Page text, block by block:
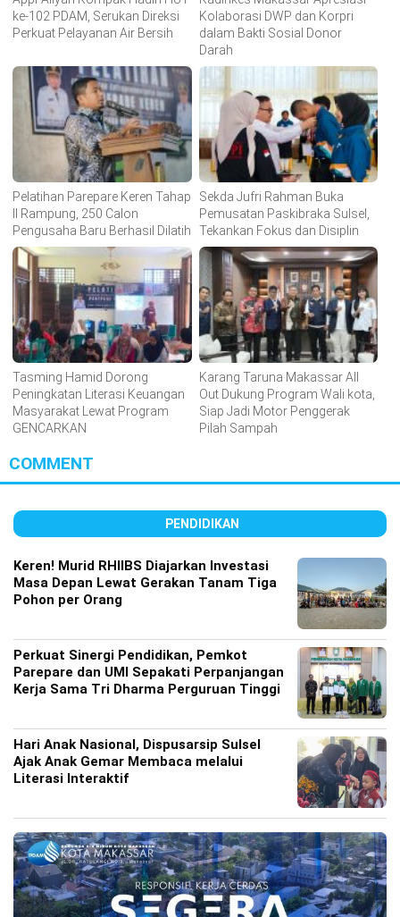
ke-102 PDAM, Serukan Direksi
Perkuat Pelayanan Air Bersih
Kolaborasi DWP dan Korpri
dalam Bakti Sosial Donor
Darah
Pelatihan Parepare Keren Tahap
II Rampung, 250 Calon
Pengusaha Baru Berhasil Dilatih
Sekda Jufri Rahman Buka
Pemusatan Paskibraka Sulsel,
Tekankan Fokus dan Disiplin
Tasming Hamid Dorong
Peningkatan Literasi Keuangan
Masyarakat Lewat Program
GENCARKAN
Karang Taruna Makassar All
Out Dukung Program Wali kota,
Siap Jadi Motor Penggerak
Pilah Sampah
COMMENT
PENDIDIKAN
Keren! Murid RHIIBS Diajarkan Investasi
Masa Depan Lewat Gerakan Tanam Tiga
Pohon per Orang
Perkuat Sinergi Pendidikan, Pemkot
Parepare dan UMI Sepakati Perpanjangan
Kerja Sama Tri Dharma Perguruan Tinggi
Hari Anak Nasional, Dispusarsip Sulsel
Ajak Anak Gemar Membaca melalui
Literasi Interaktif